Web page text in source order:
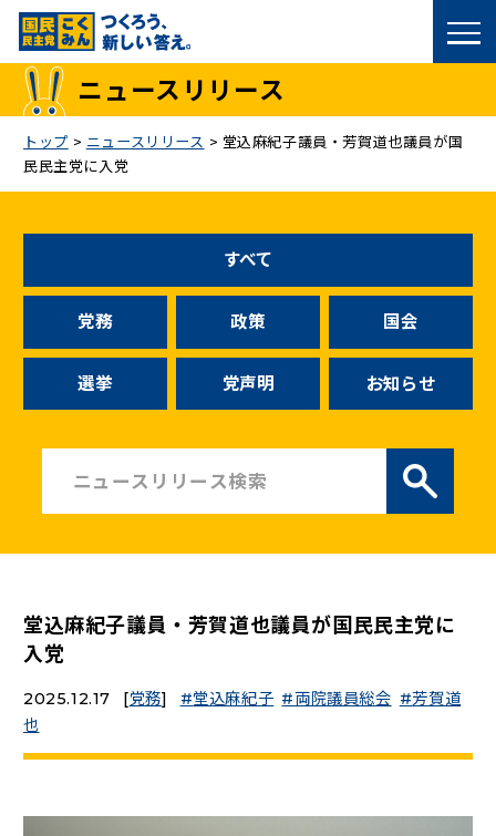
国民民主党トップ
議員
候補者公募
こくみん政治塾
お問い合わせ
ニュースリリース
こくみんうさぎの部屋
（新しいタブで開く）
ニュースリリース
トップ > ニュースリリース > 堂込麻紀子議員・芳賀道也議員が国
民民主党に入党
すべて
党務 政策 国会
選挙 党声明 お知らせ
堂込麻紀子議員・芳賀道也議員が国民民主党に
入党
2025.12.17 [党務] 堂込麻紀子 両院議員総会
芳賀道
也